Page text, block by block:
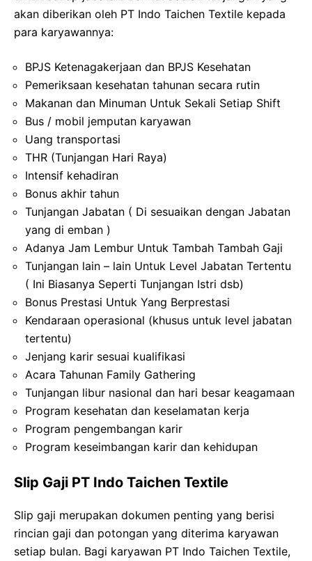
akan diberikan oleh PT Indo Taichen Textile kepada
para karyawannya:
BPJS Ketenagakerjaan dan BPJS Kesehatan
Pemeriksaan kesehatan tahunan secara rutin
Makanan dan Minuman Untuk Sekali Setiap Shift
Bus / mobil jemputan karyawan
Uang transportasi
THR (Tunjangan Hari Raya)
Intensif kehadiran
Bonus akhir tahun
Tunjangan Jabatan ( Di sesuaikan dengan Jabatan
yang di emban )
Adanya Jam Lembur Untuk Tambah Tambah Gaji
Tunjangan lain – lain Untuk Level Jabatan Tertentu
( Ini Biasanya Seperti Tunjangan Istri dsb)
Bonus Prestasi Untuk Yang Berprestasi
Kendaraan operasional (khusus untuk level jabatan
tertentu)
Jenjang karir sesuai kualifikasi
Acara Tahunan Family Gathering
Tunjangan libur nasional dan hari besar keagamaan
Program kesehatan dan keselamatan kerja
Program pengembangan karir
Program keseimbangan karir dan kehidupan
Slip Gaji PT Indo Taichen Textile
Slip gaji merupakan dokumen penting yang berisi
rincian gaji dan potongan yang diterima karyawan
setiap bulan. Bagi karyawan PT Indo Taichen Textile,